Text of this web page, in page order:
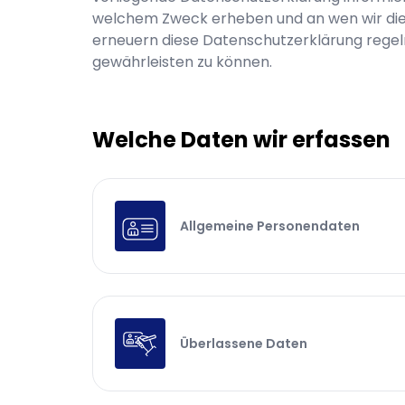
welchem Zweck erheben und an wen wir
erneuern diese Datenschutzerklärung
gewährleisten zu können.
Welche Daten wir erfassen
Allgemeine Personendaten
Überlassene Daten